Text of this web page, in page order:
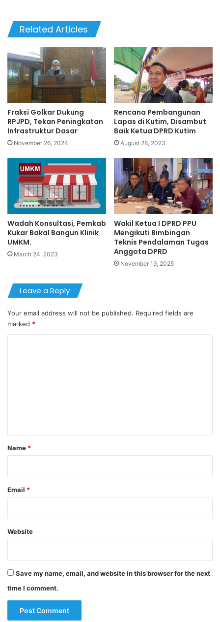
Related Articles
Fraksi Golkar Dukung
RPJPD, Tekan Peningkatan
Infrastruktur Dasar
November 26, 2024
Rencana Pembangunan
Lapas di Kutim, Disambut
Baik Ketua DPRD Kutim
August 28, 2023
Wadah Konsultasi, Pemkab
Kukar Bakal Bangun Klinik
UMKM.
March 24, 2023
Wakil Ketua I DPRD PPU
Mengikuti Bimbingan
Teknis Pendalaman Tugas
Anggota DPRD
November 19, 2025
Leave a Reply
Your email address will not be published. Required fields are
marked *
*
Name *
Email *
Website
Save my name, email, and website in this browser for the next
time I comment.